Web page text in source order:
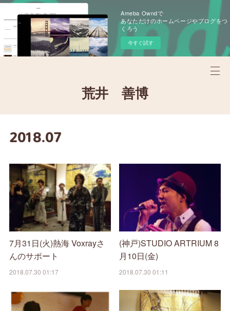
Ameba Owndで
あなただけのホームページやブログをつ
くろう
今すぐ試す
荒井 善博
2018.07
7月31日(火)熱海 Voxrayさ
んのサポート
2018.07.30 01:17
(神戸)STUDIO ARTRIUM 8
月10日(金)
2018.07.30 01:11